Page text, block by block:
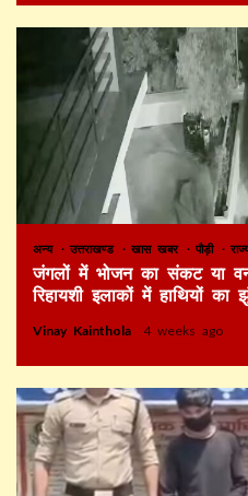
अन्य उत्तराखण्ड खास खबर पौड़ी
जंगलों में भोजन का संकट या वन
रिहायशी इलाकों में हाथियों का
Vinay Kainthola 4 weeks ago